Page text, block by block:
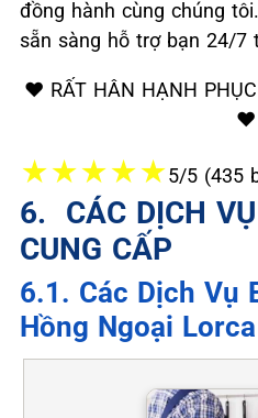
đồng hành cùng chúng
sẵn sàng hỗ trợ bạn 24/7
❤️ RẤT HÂN HẠNH
❤️
★★★★★5/5 (435
6. ️ CÁC DỊCH
CUNG CẤP
6.1. Các Dịch Vụ
Hồng Ngoại